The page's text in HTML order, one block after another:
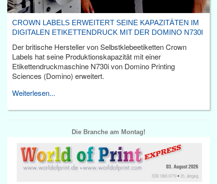
CROWN LABELS ERWEITERT SEINE KAPAZITÄTEN IM
DIGITALEN ETIKETTENDRUCK MIT DER DOMINO N730I
Der britische Hersteller von Selbstklebeetiketten Crown
Labels hat seine Produktionskapazität mit einer
Etikettendruckmaschine N730i von Domino Printing
Sciences (Domino) erweitert.
Weiterlesen...
Die Branche am Montag!